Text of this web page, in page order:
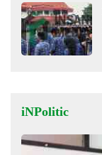
iNPolitic